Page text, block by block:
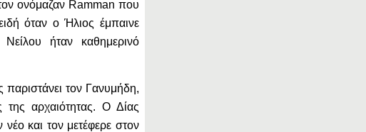
ονόμαζαν Ramman που
όταν ο Ήλιος έμπαινε
ήταν καθημερινό
παριστάνει τον Γανυμήδη,
αρχαιότητας. Ο Δίας
και τον μετέφερε στον